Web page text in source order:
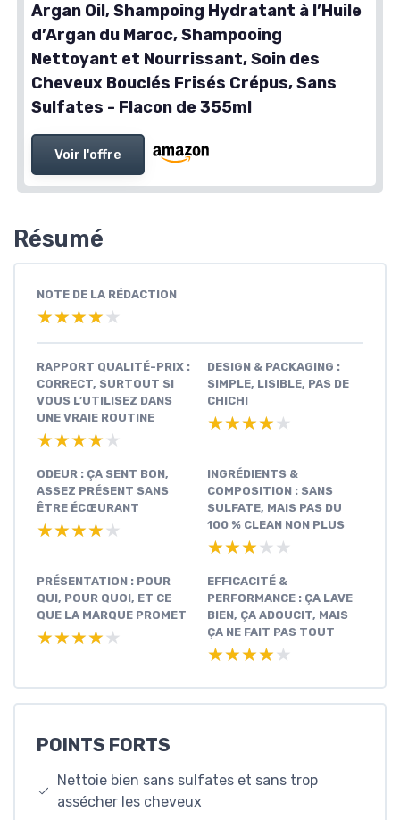
Argan Oil, Shampoing Hydratant à l’Huile
d’Argan du Maroc, Shampooing
Nettoyant et Nourrissant, Soin des
Cheveux Bouclés Frisés Crépus, Sans
Sulfates - Flacon de 355ml
Voir l'offre
Résumé
NOTE DE LA RÉDACTION
★★★★★
★★★★★
RAPPORT QUALITÉ-PRIX :
CORRECT, SURTOUT SI
VOUS L’UTILISEZ DANS
UNE VRAIE ROUTINE
★★★★★
★★★★★
DESIGN & PACKAGING :
SIMPLE, LISIBLE, PAS DE
CHICHI
★★★★★
★★★★★
ODEUR : ÇA SENT BON,
ASSEZ PRÉSENT SANS
ÊTRE ÉCŒURANT
★★★★★
★★★★★
INGRÉDIENTS &
COMPOSITION : SANS
SULFATE, MAIS PAS DU
100 % CLEAN NON PLUS
★★★★★
★★★★★
PRÉSENTATION : POUR
QUI, POUR QUOI, ET CE
QUE LA MARQUE PROMET
★★★★★
★★★★★
EFFICACITÉ &
PERFORMANCE : ÇA LAVE
BIEN, ÇA ADOUCIT, MAIS
ÇA NE FAIT PAS TOUT
★★★★★
★★★★★
POINTS FORTS
Nettoie bien sans sulfates et sans trop
assécher les cheveux